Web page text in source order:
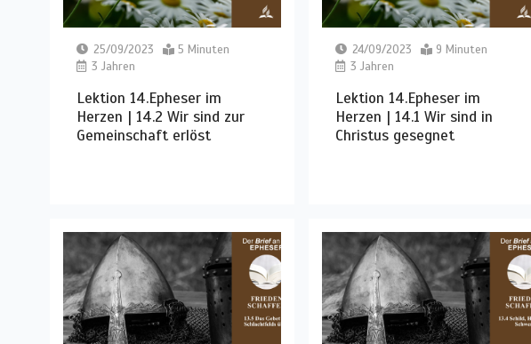
25/09/2023
5 Minuten
3 Jahren
Lektion 14.Epheser im
Herzen | 14.2 Wir sind zur
Gemeinschaft erlöst
24/09/2023
9 Minuten
3 Jahren
Lektion 14.Epheser im
Herzen | 14.1 Wir sind in
Christus gesegnet